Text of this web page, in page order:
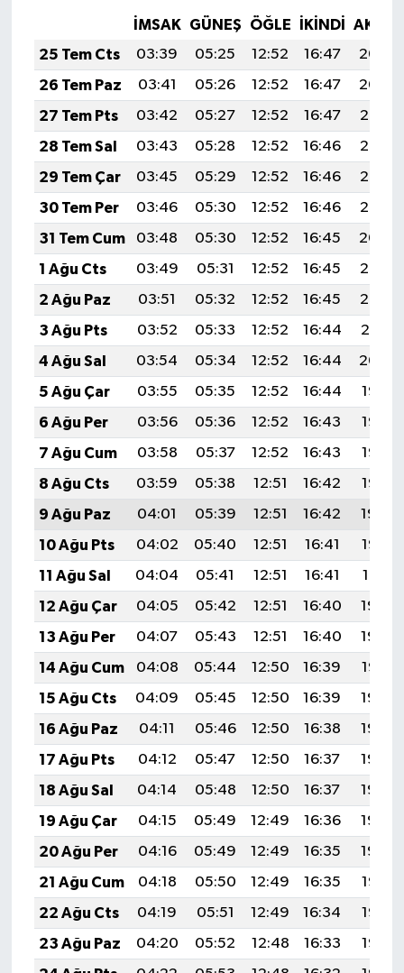
İMSAK GÜNEŞ ÖĞLE İKINDI
25 Tem Cts
03:39 05:25 12:52 16:47
20:09
26 Tem Paz
03:41 05:26 12:52 16:47
20:09
27 Tem Pts
03:42 05:27 12:52 16:47
20:08
28 Tem Sal
03:43 05:28 12:52 16:46
20:07
29 Tem Çar
03:45 05:29 12:52 16:46
20:06
30 Tem Per
03:46 05:30 12:52 16:46
20:05
31 Tem Cum
03:48 05:30 12:52 16:45
20:04
1 Ağu Cts
03:49 05:31 12:52 16:45
20:03
2 Ağu Paz
03:51 05:32 12:52 16:45
20:02
3 Ağu Pts
03:52 05:33 12:52 16:44
20:01
4 Ağu Sal
03:54 05:34 12:52 16:44
20:00
5 Ağu Çar
03:55 05:35 12:52 16:44
19:58
6 Ağu Per
03:56 05:36 12:52 16:43
19:57
7 Ağu Cum
03:58 05:37 12:52 16:43
19:56
8 Ağu Cts
03:59 05:38 12:51 16:42
19:55
9 Ağu Paz
04:01 05:39 12:51 16:42
19:54
10 Ağu Pts
04:02 05:40 12:51 16:41
19:52
11 Ağu Sal
04:04 05:41 12:51 16:41
19:51
12 Ağu Çar
04:05 05:42 12:51 16:40
19:50
13 Ağu Per
04:07 05:43 12:51 16:40
19:49
14 Ağu Cum
04:08 05:44 12:50 16:39
19:47
15 Ağu Cts
04:09 05:45 12:50 16:39
19:46
16 Ağu Paz
04:11 05:46 12:50 16:38
19:45
17 Ağu Pts
04:12 05:47 12:50 16:37
19:43
18 Ağu Sal
04:14 05:48 12:50 16:37
19:42
19 Ağu Çar
04:15 05:49 12:49 16:36
19:40
20 Ağu Per
04:16 05:49 12:49 16:35
19:39
21 Ağu Cum
04:18 05:50 12:49 16:35
19:37
22 Ağu Cts
04:19 05:51 12:49 16:34
19:36
23 Ağu Paz
04:20 05:52 12:48 16:33
19:35